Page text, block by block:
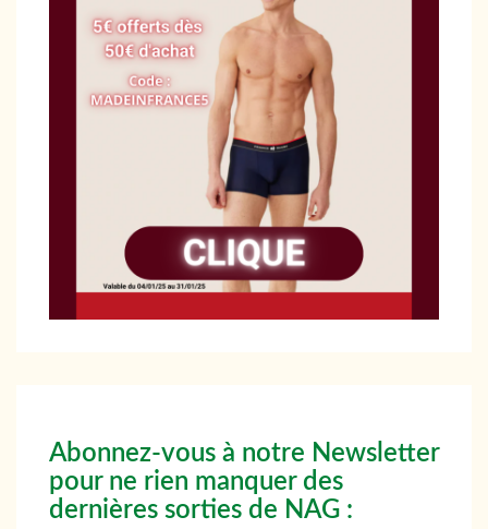
Abonnez-vous à notre Newsletter
pour ne rien manquer des
dernières sorties de NAG :